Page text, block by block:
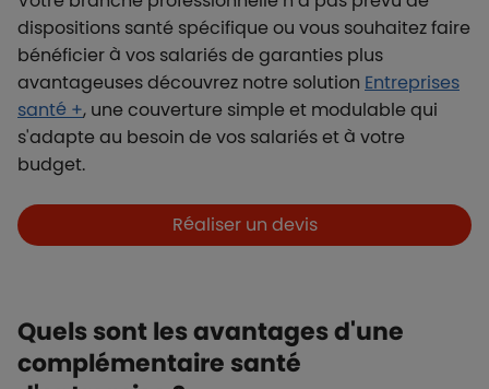
dispositions santé spécifique ou vous souhaitez faire
bénéficier à vos salariés de garanties plus
avantageuses découvrez notre solution Entreprises
santé +, une couverture simple et modulable qui
s'adapte au besoin de vos salariés et à votre
budget.
Boutons et liens
Réaliser un devis
Quels sont les avantages d'une
complémentaire santé